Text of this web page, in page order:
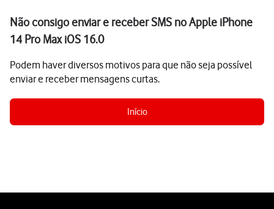
Não consigo enviar e receber SMS no Apple iPhone
14 Pro Max iOS 16.0
Podem haver diversos motivos para que não seja possível
enviar e receber mensagens curtas.
Início